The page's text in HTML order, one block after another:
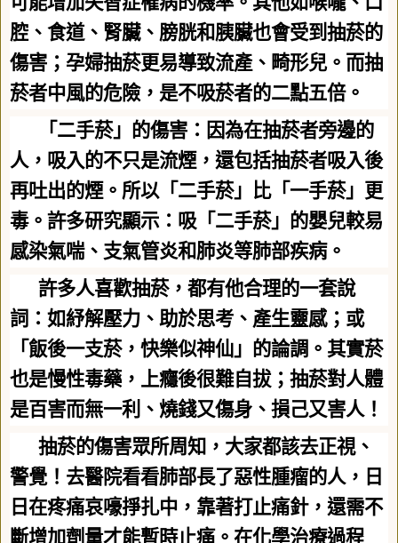
腔、食道、腎臟、膀胱和胰臟也會受到抽菸的
傷害；孕婦抽菸更易導致流產、畸形兒。而抽
菸者中風的危險，是不吸菸者的二點五倍。
「二手菸」的傷害：因為在抽菸者旁邊的
人，吸入的不只是流煙，還包括抽菸者吸入後
再吐出的煙。所以「二手菸」比「一手菸」更
毒。許多研究顯示：吸「二手菸」的嬰兒較易
感染氣喘、支氣管炎和肺炎等肺部疾病。
許多人喜歡抽菸，都有他合理的一套說
詞：如紓解壓力、助於思考、產生靈感；或
「飯後一支菸，快樂似神仙」的論調。其實菸
也是慢性毒藥，上癮後很難自拔；抽菸對人體
是百害而無一利、燒錢又傷身、損己又害人！
抽菸的傷害眾所周知，大家都該去正視、
警覺！去醫院看看肺部長了惡性腫瘤的人，日
日在疼痛哀嚎掙扎中，靠著打止痛針，還需不
斷增加劑量才能暫時止痛。在化學治療過程